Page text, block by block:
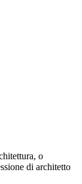
o
di architetto